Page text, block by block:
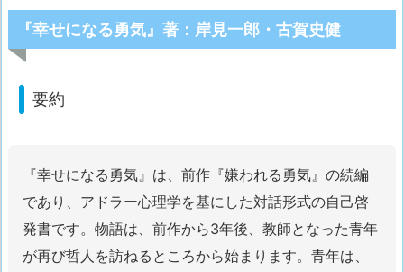
『幸せになる勇気』著：岸見一郎・古賀史健
要約
『幸せになる勇気』は、前作『嫌われる勇気』の続編
であり、アドラー心理学を基にした対話形式の自己啓
発書です。物語は、前作から3年後、教師となった青年
が再び哲人を訪ねるところから始まります。青年は、